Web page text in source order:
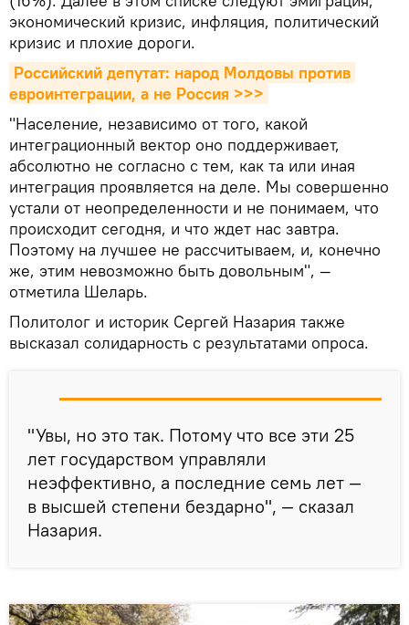
экономический кризис, инфляция, политический
кризис и плохие дороги.
Российский депутат: народ Молдовы против
евроинтеграции, а не Россия >>>
"Население, независимо от того, какой
интеграционный вектор оно поддерживает,
абсолютно не согласно с тем, как та или иная
интеграция проявляется на деле. Мы совершенно
устали от неопределенности и не понимаем, что
происходит сегодня, и что ждет нас завтра.
Поэтому на лучшее не рассчитываем, и, конечно
же, этим невозможно быть довольным", —
отметила Шеларь.
Политолог и историк Сергей Назария также
высказал солидарность с результатами опроса.
"Увы, но это так. Потому что все эти 25
лет государством управляли
неэффективно, а последние семь лет —
в высшей степени бездарно", — сказал
Назария.